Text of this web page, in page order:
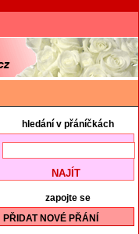
hledání v přáníčkách
zapojte se
PŘIDAT NOVÉ PŘÁNÍ